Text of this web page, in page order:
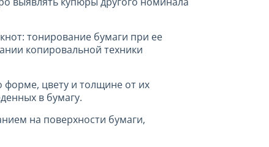
тонирование бумаги при ее
копировальной техники
цвету и толщине от их
в бумагу.
на поверхности бумаги,